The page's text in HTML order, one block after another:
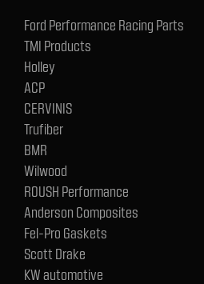
Ford Performance Racing Parts
TMI Products
Holley
ACP
CERVINIS
Trufiber
BMR
Wilwood
ROUSH Performance
Anderson Composites
Fel-Pro Gaskets
Scott Drake
KW automotive